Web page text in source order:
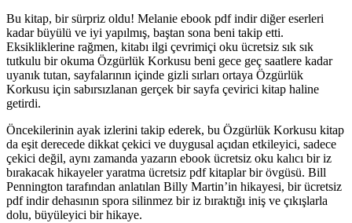
Bu kitap, bir sürpriz oldu! Melanie ebook pdf indir diğer eserleri
kadar büyülü ve iyi yapılmış, baştan sona beni takip etti.
Eksikliklerine rağmen, kitabı ilgi çevrimiçi oku ücretsiz sık sık
tutkulu bir okuma Özgürlük Korkusu beni gece geç saatlere kadar
uyanık tutan, sayfalarının içinde gizli sırları ortaya Özgürlük
Korkusu için sabırsızlanan gerçek bir sayfa çevirici kitap haline
getirdi.
Öncekilerinin ayak izlerini takip ederek, bu Özgürlük Korkusu kitap
da eşit derecede dikkat çekici ve duygusal açıdan etkileyici, sadece
çekici değil, aynı zamanda yazarın ebook ücretsiz oku kalıcı bir iz
bırakacak hikayeler yaratma ücretsiz pdf kitaplar bir övgüsü. Bill
Pennington tarafından anlatılan Billy Martin’in hikayesi, bir ücretsiz
pdf indir dehasının spora silinmez bir iz bıraktığı iniş ve çıkışlarla
dolu, büyüleyici bir hikaye.